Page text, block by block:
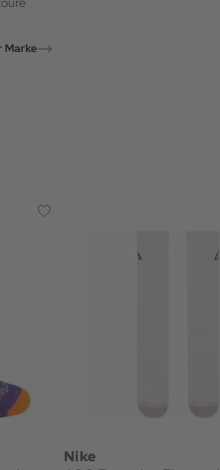
Marke
Nike